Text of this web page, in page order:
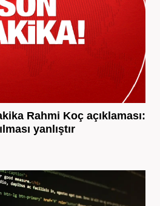
Rahmi Koç açıklaması:
yanlıştır